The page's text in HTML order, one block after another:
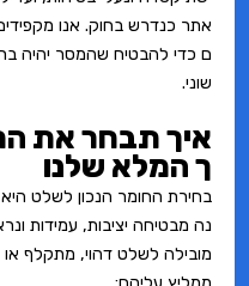
אתר כנדרש בחוק. אנו
ם כדי להבטיח שהמסר יהיה
שוני.
איך תבחר את
ך המלא שלנו
בחירת החומר הנכון לשלט היא
נה מבטיחה יציבות, עמידות
מובילה לשלט דהוי, מתקלף או